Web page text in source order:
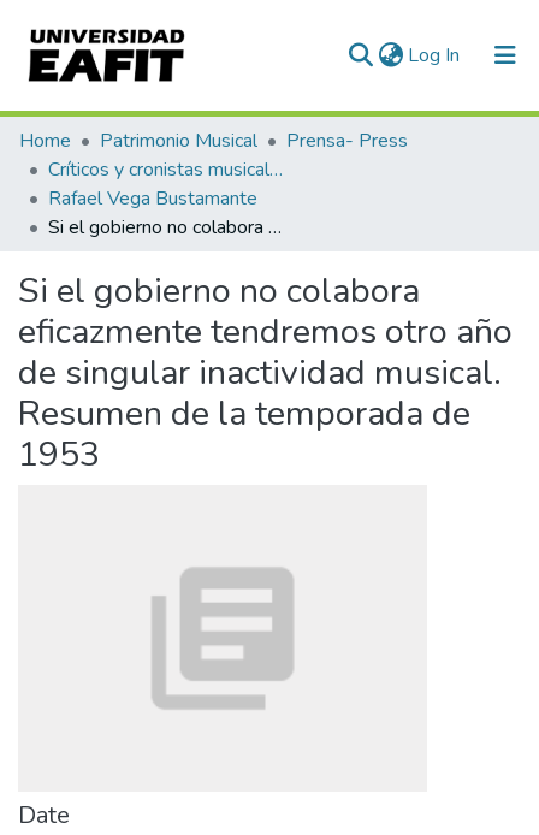
Log In (current)
Communities & Collections
All of DSpace
Statistics
Home Patrimonio Musical
Prensa- Press
Críticos y cronistas musicales
Rafael Vega Bustamante
Si el gobierno no colabora eficazmente tendremos otro año de singular inactividad musical. Resumen de la temporada de 1953
Si el gobierno no colabora
eficazmente tendremos otro año
de singular inactividad musical.
Resumen de la temporada de
1953
Date